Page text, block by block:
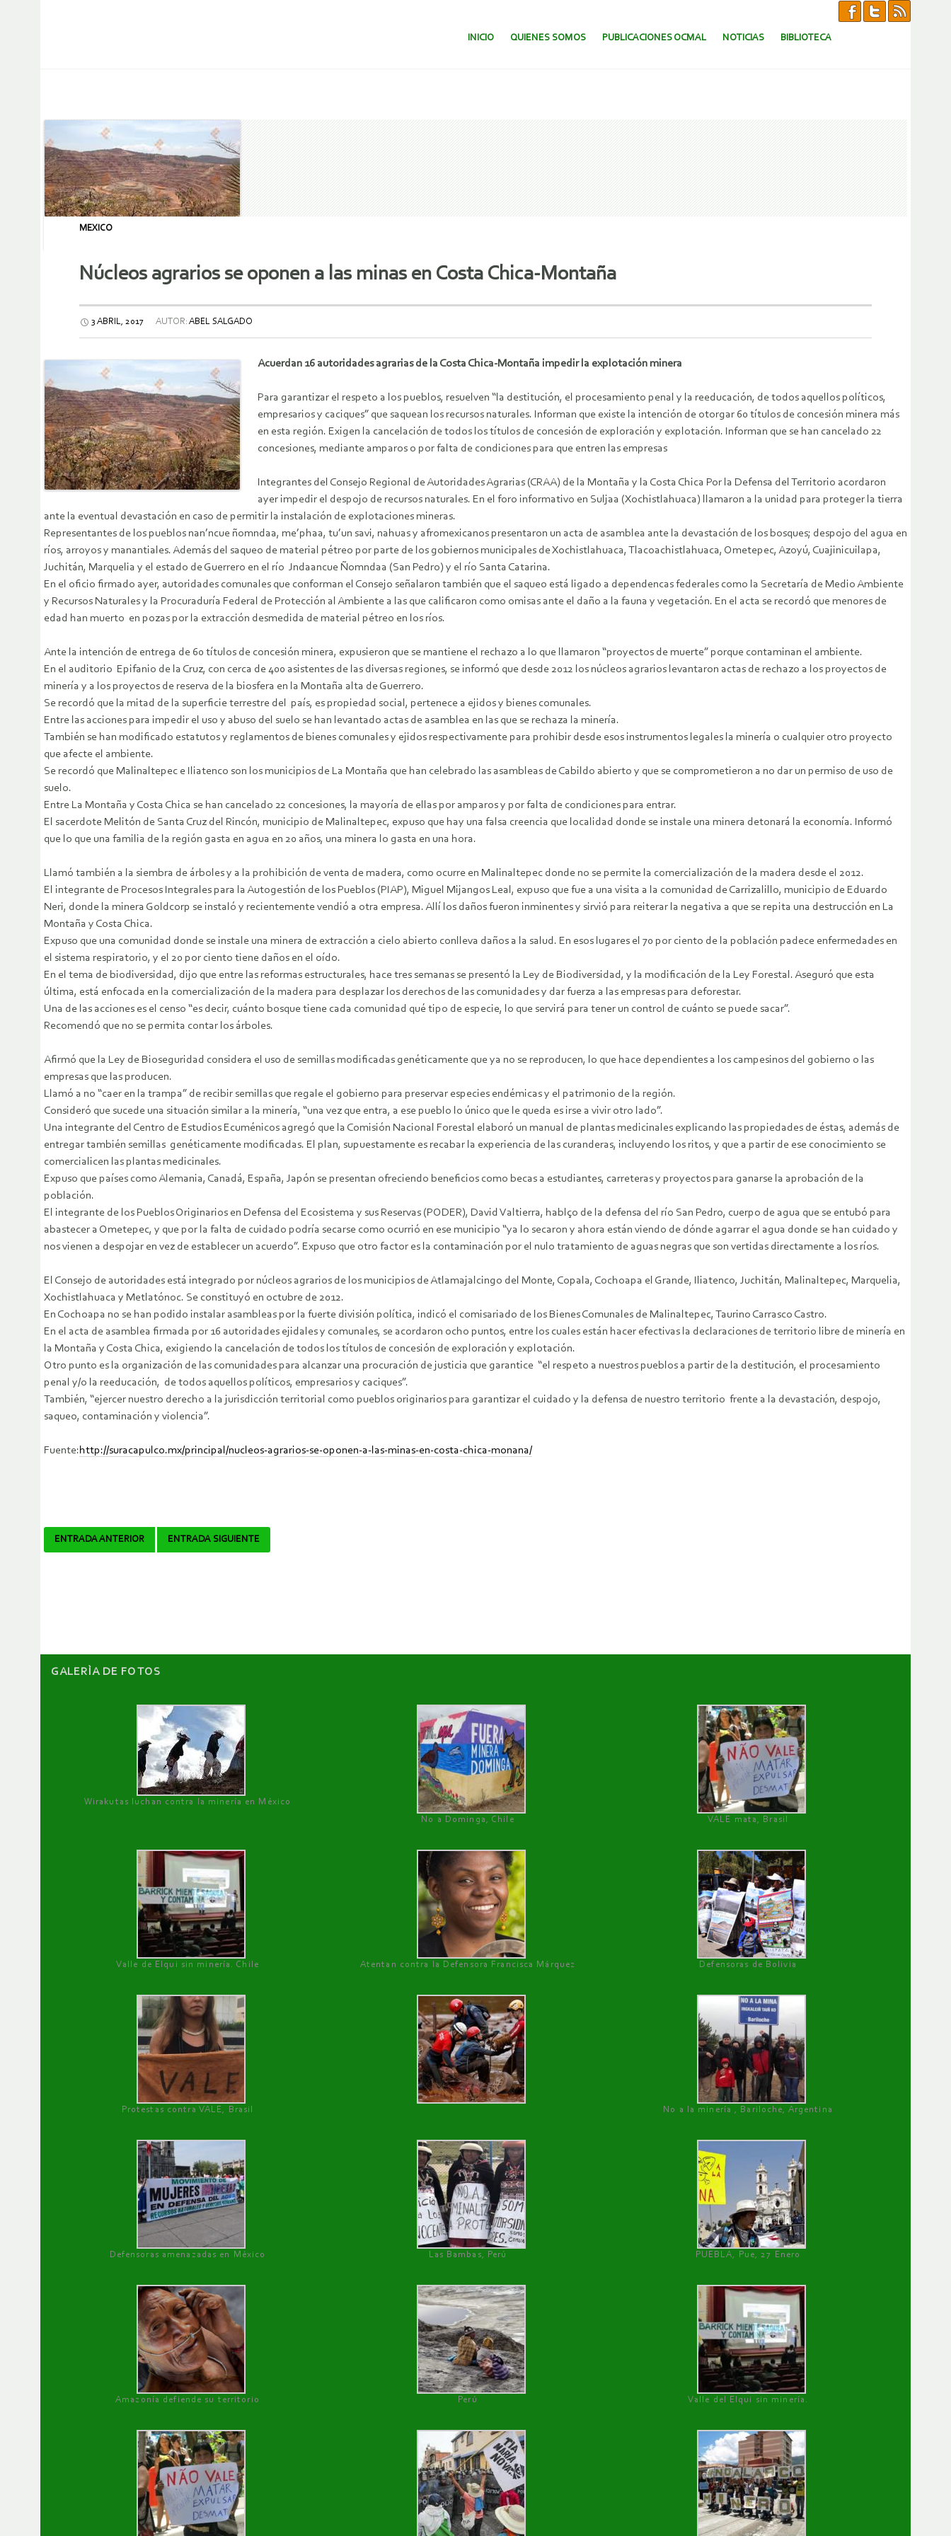
SALTAR AL CONTENIDO.
INICIO QUIENES SOMOS PUBLICACIONES OCMAL NOTICIAS BIBLIOTECA
MEXICO
Núcleos agrarios se oponen a las minas en Costa Chica-Montaña
3 ABRIL, 2017 AUTOR: ABEL SALGADO
Acuerdan 16 autoridades agrarias de la Costa Chica-Montaña impedir la explotación minera
Para garantizar el respeto a los pueblos, resuelven “la destitución, el procesamiento penal y la reeducación, de todos aquellos políticos,
empresarios y caciques” que saquean los recursos naturales. Informan que existe la intención de otorgar 60 títulos de concesión minera más
en esta región. Exigen la cancelación de todos los títulos de concesión de exploración y explotación. Informan que se han cancelado 22
concesiones, mediante amparos o por falta de condiciones para que entren las empresas
Integrantes del Consejo Regional de Autoridades Agrarias (CRAA) de la Montaña y la Costa Chica Por la Defensa del Territorio acordaron
ayer impedir el despojo de recursos naturales. En el foro informativo en Suljaa (Xochistlahuaca) llamaron a la unidad para proteger la tierra
ante la eventual devastación en caso de permitir la instalación de explotaciones mineras.
Representantes de los pueblos nan’ncue ñomndaa, me’phaa, tu’un savi, nahuas y afromexicanos presentaron un acta de asamblea ante la devastación de los bosques; despojo del agua en
ríos, arroyos y manantiales. Además del saqueo de material pétreo por parte de los gobiernos municipales de Xochistlahuaca, Tlacoachistlahuaca, Ometepec, Azoyú, Cuajinicuilapa,
Juchitán, Marquelia y el estado de Guerrero en el río Jndaancue Ñomndaa (San Pedro) y el río Santa Catarina.
En el oficio firmado ayer, autoridades comunales que conforman el Consejo señalaron también que el saqueo está ligado a dependencas federales como la Secretaría de Medio Ambiente
y Recursos Naturales y la Procuraduría Federal de Protección al Ambiente a las que calificaron como omisas ante el daño a la fauna y vegetación. En el acta se recordó que menores de
edad han muerto en pozas por la extracción desmedida de material pétreo en los ríos.
Ante la intención de entrega de 60 títulos de concesión minera, expusieron que se mantiene el rechazo a lo que llamaron “proyectos de muerte” porque contaminan el ambiente.
En el auditorio Epifanio de la Cruz, con cerca de 400 asistentes de las diversas regiones, se informó que desde 2012 los núcleos agrarios levantaron actas de rechazo a los proyectos de
minería y a los proyectos de reserva de la biosfera en la Montaña alta de Guerrero.
Se recordó que la mitad de la superficie terrestre del país, es propiedad social, pertenece a ejidos y bienes comunales.
Entre las acciones para impedir el uso y abuso del suelo se han levantado actas de asamblea en las que se rechaza la minería.
También se han modificado estatutos y reglamentos de bienes comunales y ejidos respectivamente para prohibir desde esos instrumentos legales la minería o cualquier otro proyecto
que afecte el ambiente.
Se recordó que Malinaltepec e Iliatenco son los municipios de La Montaña que han celebrado las asambleas de Cabildo abierto y que se comprometieron a no dar un permiso de uso de
suelo.
Entre La Montaña y Costa Chica se han cancelado 22 concesiones, la mayoría de ellas por amparos y por falta de condiciones para entrar.
El sacerdote Melitón de Santa Cruz del Rincón, municipio de Malinaltepec, expuso que hay una falsa creencia que localidad donde se instale una minera detonará la economía. Informó
que lo que una familia de la región gasta en agua en 20 años, una minera lo gasta en una hora.
Llamó también a la siembra de árboles y a la prohibición de venta de madera, como ocurre en Malinaltepec donde no se permite la comercialización de la madera desde el 2012.
El integrante de Procesos Integrales para la Autogestión de los Pueblos (PIAP), Miguel Mijangos Leal, expuso que fue a una visita a la comunidad de Carrizalillo, municipio de Eduardo
Neri, donde la minera Goldcorp se instaló y recientemente vendió a otra empresa. Allí los daños fueron inminentes y sirvió para reiterar la negativa a que se repita una destrucción en La
Montaña y Costa Chica.
Expuso que una comunidad donde se instale una minera de extracción a cielo abierto conlleva daños a la salud. En esos lugares el 70 por ciento de la población padece enfermedades en
el sistema respiratorio, y el 20 por ciento tiene daños en el oído.
En el tema de biodiversidad, dijo que entre las reformas estructurales, hace tres semanas se presentó la Ley de Biodiversidad, y la modificación de la Ley Forestal. Aseguró que esta
última, está enfocada en la comercialización de la madera para desplazar los derechos de las comunidades y dar fuerza a las empresas para deforestar.
Una de las acciones es el censo “es decir, cuánto bosque tiene cada comunidad qué tipo de especie, lo que servirá para tener un control de cuánto se puede sacar”.
Recomendó que no se permita contar los árboles.
Afirmó que la Ley de Bioseguridad considera el uso de semillas modificadas genéticamente que ya no se reproducen, lo que hace dependientes a los campesinos del gobierno o las
empresas que las producen.
Llamó a no “caer en la trampa” de recibir semillas que regale el gobierno para preservar especies endémicas y el patrimonio de la región.
Consideró que sucede una situación similar a la minería, “una vez que entra, a ese pueblo lo único que le queda es irse a vivir otro lado”.
Una integrante del Centro de Estudios Ecuménicos agregó que la Comisión Nacional Forestal elaboró un manual de plantas medicinales explicando las propiedades de éstas, además de
entregar también semillas genéticamente modificadas. El plan, supuestamente es recabar la experiencia de las curanderas, incluyendo los ritos, y que a partir de ese conocimiento se
comercialicen las plantas medicinales.
Expuso que países como Alemania, Canadá, España, Japón se presentan ofreciendo beneficios como becas a estudiantes, carreteras y proyectos para ganarse la aprobación de la
población.
El integrante de los Pueblos Originarios en Defensa del Ecosistema y sus Reservas (PODER), David Valtierra, hablço de la defensa del río San Pedro, cuerpo de agua que se entubó para
abastecer a Ometepec, y que por la falta de cuidado podría secarse como ocurrió en ese municipio “ya lo secaron y ahora están viendo de dónde agarrar el agua donde se han cuidado y
nos vienen a despojar en vez de establecer un acuerdo”. Expuso que otro factor es la contaminación por el nulo tratamiento de aguas negras que son vertidas directamente a los ríos.
El Consejo de autoridades está integrado por núcleos agrarios de los municipios de Atlamajalcingo del Monte, Copala, Cochoapa el Grande, Iliatenco, Juchitán, Malinaltepec, Marquelia,
Xochistlahuaca y Metlatónoc. Se constituyó en octubre de 2012.
En Cochoapa no se han podido instalar asambleas por la fuerte división política, indicó el comisariado de los Bienes Comunales de Malinaltepec, Taurino Carrasco Castro.
En el acta de asamblea firmada por 16 autoridades ejidales y comunales, se acordaron ocho puntos, entre los cuales están hacer efectivas la declaraciones de territorio libre de minería en
la Montaña y Costa Chica, exigiendo la cancelación de todos los títulos de concesión de exploración y explotación.
Otro punto es la organización de las comunidades para alcanzar una procuración de justicia que garantice “el respeto a nuestros pueblos a partir de la destitución, el procesamiento
penal y/o la reeducación, de todos aquellos políticos, empresarios y caciques”.
También, “ejercer nuestro derecho a la jurisdicción territorial como pueblos originarios para garantizar el cuidado y la defensa de nuestro territorio frente a la devastación, despojo,
saqueo, contaminación y violencia”.
Fuente:http://suracapulco.mx/principal/nucleos-agrarios-se-oponen-a-las-minas-en-costa-chica-monana/
Navegador
ENTRADA ANTERIOR ENTRADA SIGUIENTE
GALERÌA DE FOTOS
Wirakutas luchan contra la minería en México
No a Dominga, Chile
VALE mata, Brasil
Valle de Elqui sin minería. Chile Atentan contra la Defensora Francisca Márquez Defensoras de Bolivia
Protestas contra VALE, Brasil No a la minería , Bariloche, Argentina
Defensoras amenazadas en México Las Bambas, Perú PUEBLA, Pue, 27 Enero
Amazonía defiende su territorio Perú Valle del Elqui sin minería.